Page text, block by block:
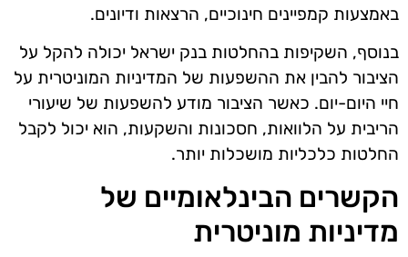
באמצעות קמפיינים חינוכיים, הרצאות ודיונים.
בנוסף, השקיפות בהחלטות בנק ישראל יכולה להקל על
הציבור להבין את ההשפעות של המדיניות המוניטרית על
חיי היום-יום. כאשר הציבור מודע להשפעות של שיעורי
הריבית על הלוואות, חסכונות והשקעות, הוא יכול לקבל
החלטות כלכליות מושכלות יותר.
הקשרים הבינלאומיים של
מדיניות מוניטרית